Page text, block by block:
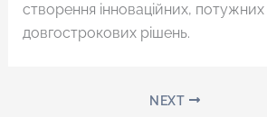
створення інноваційних, потужних
довгострокових рішень.
NEXT